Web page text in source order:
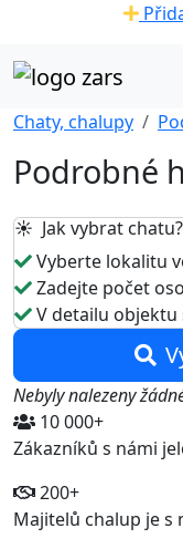
Chaty, chalupy
Podrobné
☀️ Jak vybrat chatu?
Vyberte lokalitu
Zadejte počet
V detailu
Nebyly nalezeny
10 000+
Zákazníků s námi
200+
Majitelů chalup je s